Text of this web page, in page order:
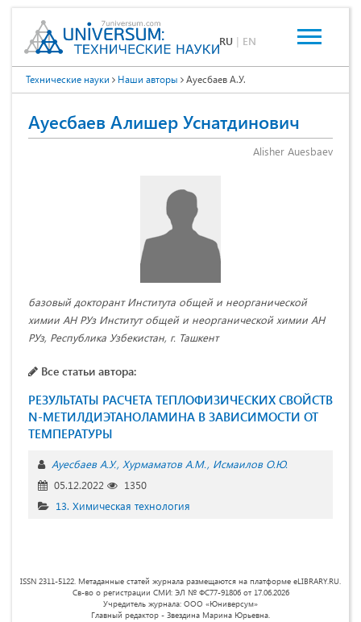
RU | EN
Технические науки Наши авторы Ауесбаев А.У.
Ауесбаев Алишер Уснатдинович
Alisher Auesbaev
базовый докторант Института общей и неорганической
химии АН РУз Институт общей и неорганической химии АН
РУз, Республика Узбекистан, г. Ташкент
Все статьи автора:
РЕЗУЛЬТАТЫ РАСЧЕТА ТЕПЛОФИЗИЧЕСКИХ СВОЙСТВ
N-МЕТИЛДИЭТАНОЛАМИНА В ЗАВИСИМОСТИ ОТ
ТЕМПЕРАТУРЫ
Ауесбаев А.У. Хурмаматов А.М. Исмаилов О.Ю.
05.12.2022
1350
13. Химическая технология
ISSN 2311-5122. Метаданные статей журнала размещаются на платформе eLIBRARY.RU.
Св-во о регистрации СМИ: ЭЛ № ФС77-91806 от 17.06.2026
Учредитель журнала: ООО «Юниверсум»
Главный редактор - Звездина Марина Юрьевна.